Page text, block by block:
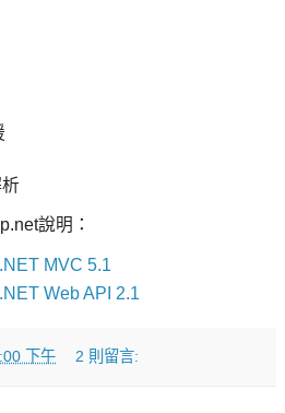
說明：
MVC 5.1
Web API 2.1
下午 2 則留言: